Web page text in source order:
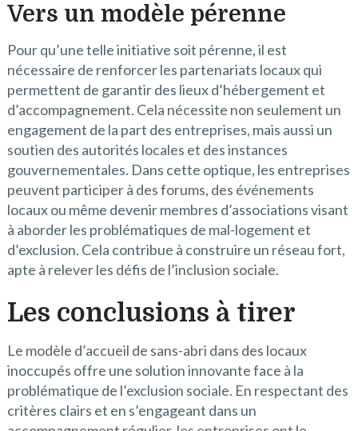
Vers un modèle pérenne
Pour qu’une telle initiative soit pérenne, il est
nécessaire de renforcer les partenariats locaux qui
permettent de garantir des lieux d’hébergement et
d’accompagnement. Cela nécessite non seulement un
engagement de la part des entreprises, mais aussi un
soutien des autorités locales et des instances
gouvernementales. Dans cette optique, les entreprises
peuvent participer à des forums, des événements
locaux ou même devenir membres d’associations visant
à aborder les problématiques de mal-logement et
d’exclusion. Cela contribue à construire un réseau fort,
apte à relever les défis de l’inclusion sociale.
Les conclusions à tirer
Le modèle d’accueil de sans-abri dans des locaux
inoccupés offre une solution innovante face à la
problématique de l’exclusion sociale. En respectant des
critères clairs et en s’engageant dans un